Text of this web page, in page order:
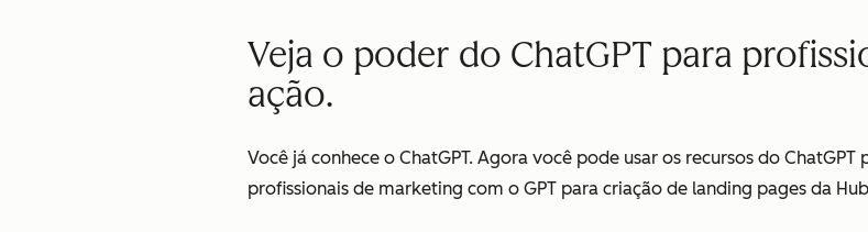
Veja o poder do ChatGPT para
ação.
Você já conhece o ChatGPT. Agora você pode usar os recursos do
profissionais de marketing com o GPT para criação de landing pages da